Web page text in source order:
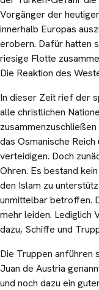
Vorgänger der
innerhalb Europas
erobern. Dafür hatten
riesige Flotte
Die Reaktion des
In dieser Zeit rief der
alle christlichen
das Osmanische
verteidigen. Doch
Ohren. Es bestand
den Islam zu
unmittelbar betroffen.
mehr leiden. Lediglich
dazu, Schiffe und
Die Truppen anführen
Juan de Austria
und noch dazu ein